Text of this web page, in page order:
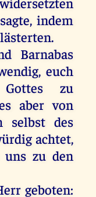
sagte,indem
lästerten.
Barnabas
euch
Gottes
zu
aber von
selbst des
achtet,
uns zu den
geboten: